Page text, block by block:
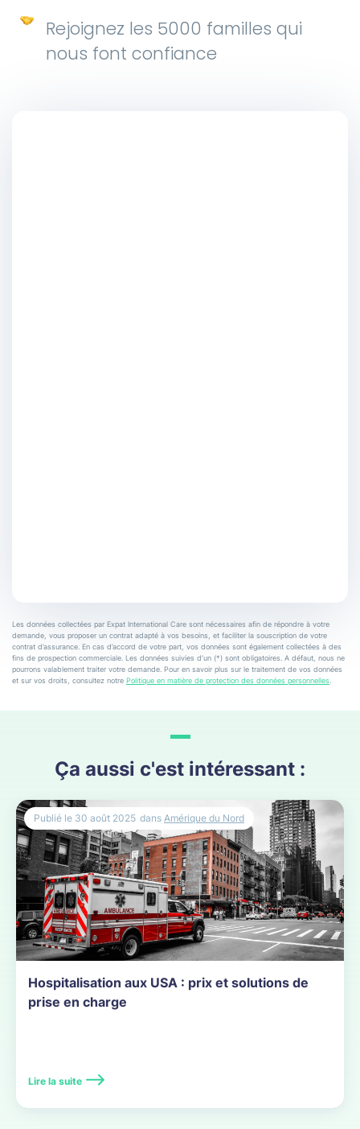
Rejoignez les 5000 familles qui
nous font confiance
Les données collectées par Expat International Care sont nécessaires afin de répondre à votre
demande, vous proposer un contrat adapté à vos besoins, et faciliter la souscription de votre
contrat d’assurance. En cas d’accord de votre part, vos données sont également collectées à des
fins de prospection commerciale. Les données suivies d’un (*) sont obligatoires. A défaut, nous ne
pourrons valablement traiter votre demande. Pour en savoir plus sur le traitement de vos données
et sur vos droits, consultez notre Politique en matière de protection des données personnelles
Ça aussi c'est intéressant :
Hospitalisation aux USA : prix et solutions de
prise en charge
Lire la suite
Publié le 30 août 2025 dans Amérique du Nord